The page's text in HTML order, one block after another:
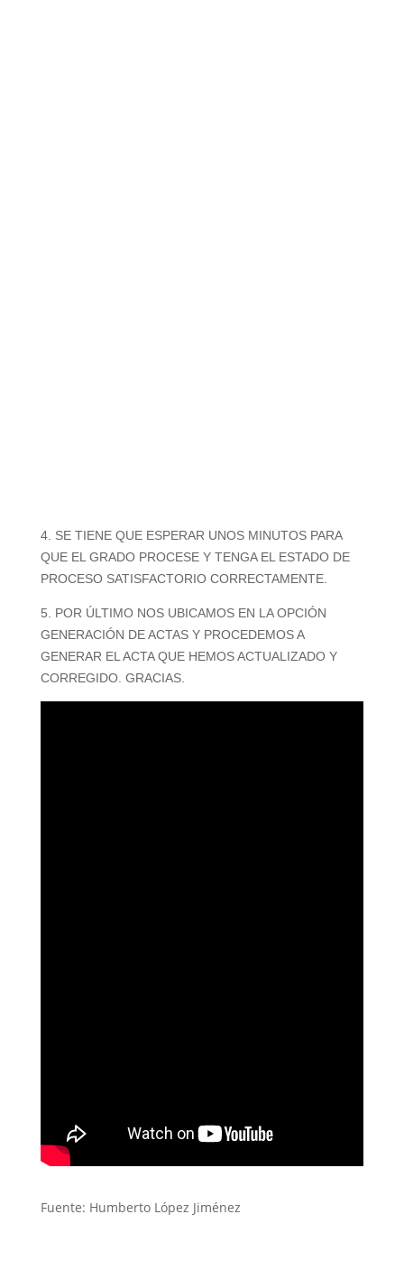
4. SE TIENE QUE ESPERAR UNOS MINUTOS PARA
QUE EL GRADO PROCESE Y TENGA EL ESTADO DE
PROCESO SATISFACTORIO CORRECTAMENTE.
5. POR ÚLTIMO NOS UBICAMOS EN LA OPCIÓN
GENERACIÓN DE ACTAS Y PROCEDEMOS A
GENERAR EL ACTA QUE HEMOS ACTUALIZADO Y
CORREGIDO. GRACIAS.
Fuente: Humberto López Jiménez